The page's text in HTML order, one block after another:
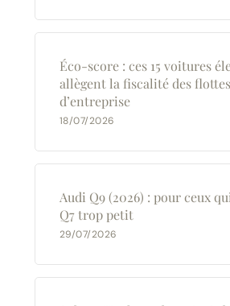
Éco-score : ces 15 voitures
allègent la fiscalité des flottes
d’entreprise
18/07/2026
Audi Q9 (2026) : pour ceux
Q7 trop petit
29/07/2026